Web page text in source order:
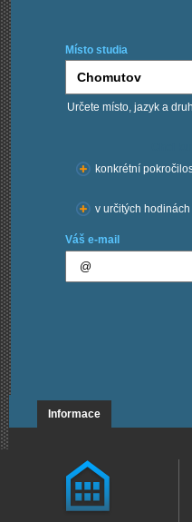
Místo studia
Určete místo, jazyk a
konkrétní
v určitých hodinách
Váš e-mail
Informace